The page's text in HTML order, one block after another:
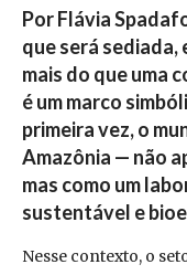
Por Flávia
que será sediada,
mais do que uma
é um marco
primeira vez, o
Amazônia — não
mas como um
sustentável e
Nesse contexto, o